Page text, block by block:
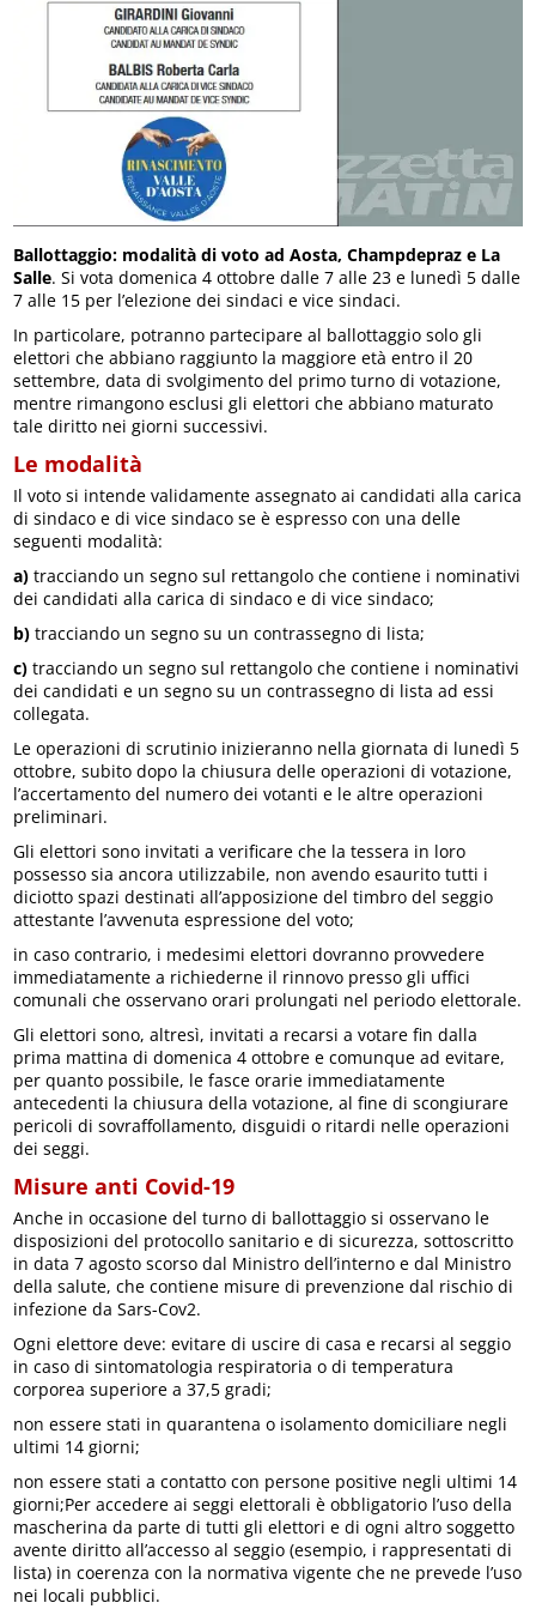
Ballottaggio: modalità di voto ad Aosta, Champdepraz e La
Salle. Si vota domenica 4 ottobre dalle 7 alle 23 e lunedì 5 dalle
7 alle 15 per l’elezione dei sindaci e vice sindaci.
In particolare, potranno partecipare al ballottaggio solo gli
elettori che abbiano raggiunto la maggiore età entro il 20
settembre, data di svolgimento del primo turno di votazione,
mentre rimangono esclusi gli elettori che abbiano maturato
tale diritto nei giorni successivi.
Le modalità
Il voto si intende validamente assegnato ai candidati alla carica
di sindaco e di vice sindaco se è espresso con una delle
seguenti modalità:
a) tracciando un segno sul rettangolo che contiene i nominativi
dei candidati alla carica di sindaco e di vice sindaco;
b) tracciando un segno su un contrassegno di lista;
c) tracciando un segno sul rettangolo che contiene i nominativi
dei candidati e un segno su un contrassegno di lista ad essi
collegata.
Le operazioni di scrutinio inizieranno nella giornata di lunedì 5
ottobre, subito dopo la chiusura delle operazioni di votazione,
l’accertamento del numero dei votanti e le altre operazioni
preliminari.
Gli elettori sono invitati a verificare che la tessera in loro
possesso sia ancora utilizzabile, non avendo esaurito tutti i
diciotto spazi destinati all’apposizione del timbro del seggio
attestante l’avvenuta espressione del voto;
in caso contrario, i medesimi elettori dovranno provvedere
immediatamente a richiederne il rinnovo presso gli uffici
comunali che osservano orari prolungati nel periodo elettorale.
Gli elettori sono, altresì, invitati a recarsi a votare fin dalla
prima mattina di domenica 4 ottobre e comunque ad evitare,
per quanto possibile, le fasce orarie immediatamente
antecedenti la chiusura della votazione, al fine di scongiurare
pericoli di sovraffollamento, disguidi o ritardi nelle operazioni
dei seggi.
Misure anti Covid-19
Anche in occasione del turno di ballottaggio si osservano le
disposizioni del protocollo sanitario e di sicurezza, sottoscritto
in data 7 agosto scorso dal Ministro dell’interno e dal Ministro
della salute, che contiene misure di prevenzione dal rischio di
infezione da Sars-Cov2.
Ogni elettore deve: evitare di uscire di casa e recarsi al seggio
in caso di sintomatologia respiratoria o di temperatura
corporea superiore a 37,5 gradi;
non essere stati in quarantena o isolamento domiciliare negli
ultimi 14 giorni;
non essere stati a contatto con persone positive negli ultimi 14
giorni;Per accedere ai seggi elettorali è obbligatorio l’uso della
mascherina da parte di tutti gli elettori e di ogni altro soggetto
avente diritto all’accesso al seggio (esempio, i rappresentati di
lista) in coerenza con la normativa vigente che ne prevede l’uso
nei locali pubblici.